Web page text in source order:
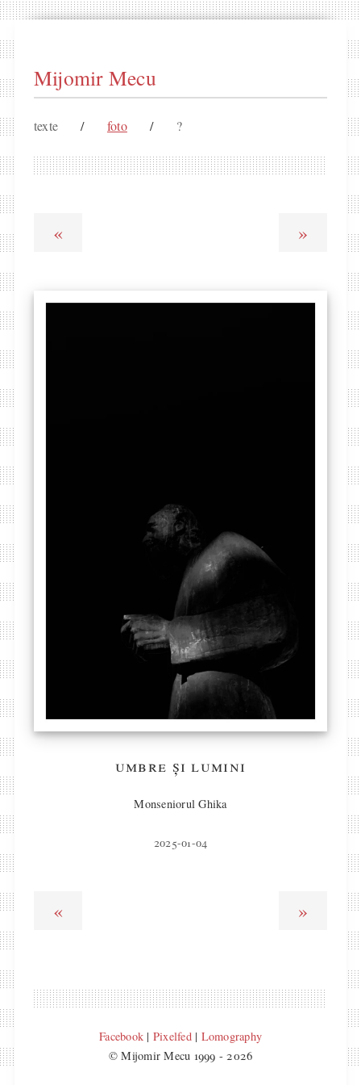
Mijomir Mecu
texte / foto / ?
« »
umbre și lumini
Monseniorul Ghika
2025-01-04
« »
Facebook | Pixelfed| Lomography
© Mijomir Mecu 1999 - 2026